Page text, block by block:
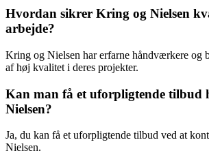
Hvordan sikrer Kring og Nielsen
arbejde?
Kring og Nielsen har erfarne håndværkere og
af høj kvalitet i deres projekter.
Kan man få et uforpligtende tilbud
Nielsen?
Ja, du kan få et uforpligtende tilbud ved at
Nielsen.